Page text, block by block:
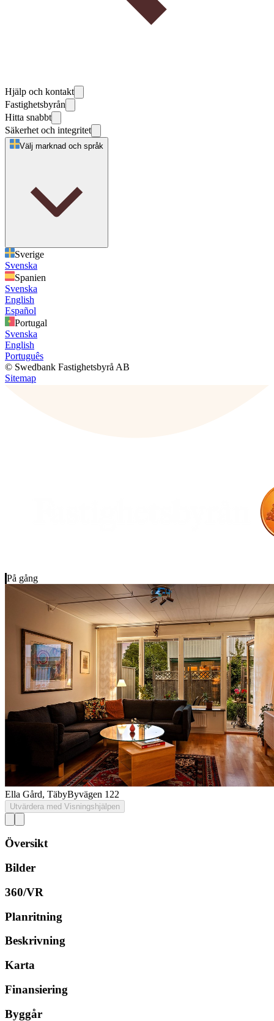
Hjälp och kontakt
Fastighetsbyrån
Hitta snabbt
Säkerhet och integritet
Välj marknad och språk
Sverige
Svenska
Spanien
Svenska
English
Español
Portugal
Svenska
English
Português
© Swedbank Fastighetsbyrå AB
Sitemap
På gång
Ella Gård, TäbyByvägen 122
Utvärdera med Visningshjälpen
Översikt
Bilder
360/VR
Planritning
Beskrivning
Karta
Finansiering
Byggår